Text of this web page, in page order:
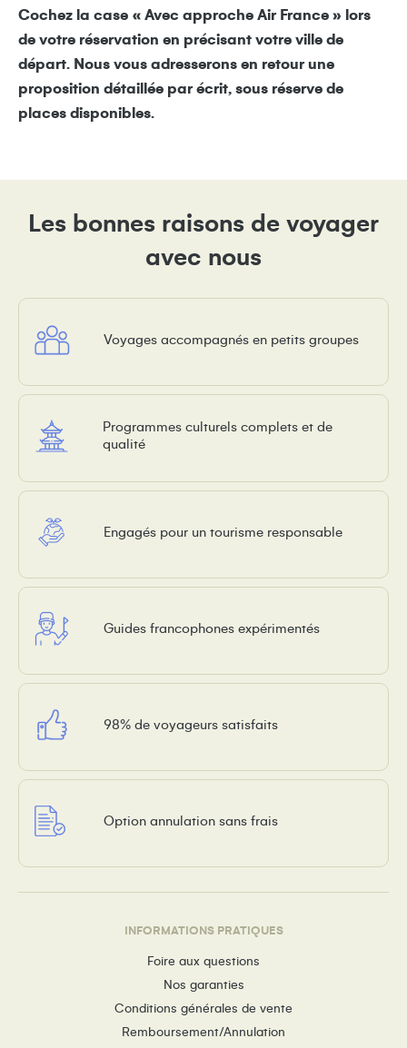
Cochez la case « Avec approche Air France » lors
de votre réservation en précisant votre ville de
départ. Nous vous adresserons en retour une
proposition détaillée par écrit, sous réserve de
places disponibles.
Les bonnes raisons de voyager
avec nous
Voyages accompagnés en petits groupes
Programmes culturels complets et de
qualité
Engagés pour un tourisme responsable
Guides francophones expérimentés
98% de voyageurs satisfaits
Option annulation sans frais
INFORMATIONS PRATIQUES
Foire aux questions
Nos garanties
Conditions générales de vente
Remboursement/Annulation